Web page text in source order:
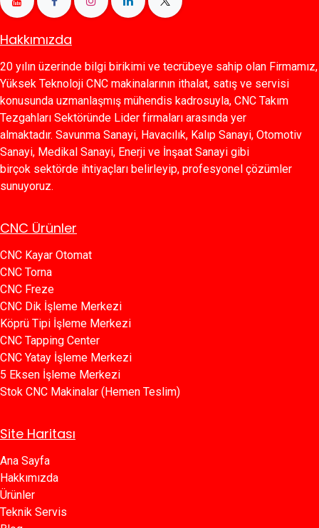
Hakkımızda
20 yılın üzerinde bilgi birikimi ve tecrübeye sahip olan Firmamız,
Yüksek Teknoloji CNC makinalarının ithalat, satış ve servisi
konusunda uzmanlaşmış mühendis kadrosuyla, CNC Takım
Tezgahları Sektöründe Lider firmaları arasında yer
almaktadır. Savunma Sanayi, Havacılık, Kalıp Sanayi, Otomotiv
Sanayi, Medikal Sanayi, Enerji ve İnşaat Sanayi gibi
birçok sektörde ihtiyaçları belirleyip, profesyonel çözümler
sunuyoruz.
CNC Ürünler
CNC Kayar Otomat
CNC Torna
CNC Freze
CNC Dik İşleme Merkezi
Köprü Tipi İşleme Merkezi
C​​NC Tapping Center
CNC Yatay İşleme Merkezi
5 Eksen İşleme Merkezi
Stok CNC Makinalar (Hemen Teslim)
Site Haritası
Ana Sayfa​​
Hakkımızda
Ürünler​
Teknik Servis